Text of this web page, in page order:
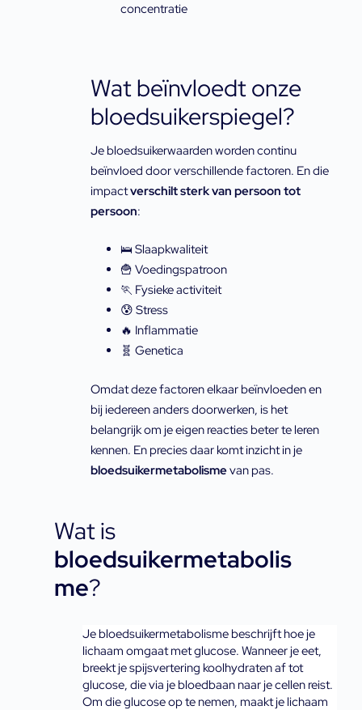
concentratie
Wat beïnvloedt onze
bloedsuikerspiegel?
Je bloedsuikerwaarden worden continu
beïnvloed door verschillende factoren. En die
impactverschilt sterk van persoon tot
persoon:
🛌 Slaapkwaliteit
🍟 Voedingspatroon
🏃 Fysieke activiteit
😰 Stress
🔥 Inflammatie
🧬 Genetica
Omdat deze factoren elkaar beïnvloeden en
bij iedereen anders doorwerken, is het
belangrijk om je eigen reacties beter te leren
kennen. En precies daar komt inzicht in je
bloedsuikermetabolismevan pas.
Wat is
bloedsuikermetabolis
me?
Je bloedsuikermetabolisme beschrijft hoe je
lichaam omgaat met glucose. Wanneer je eet,
breekt je spijsvertering koolhydraten af tot
glucose, die via je bloedbaan naar je cellen reist.